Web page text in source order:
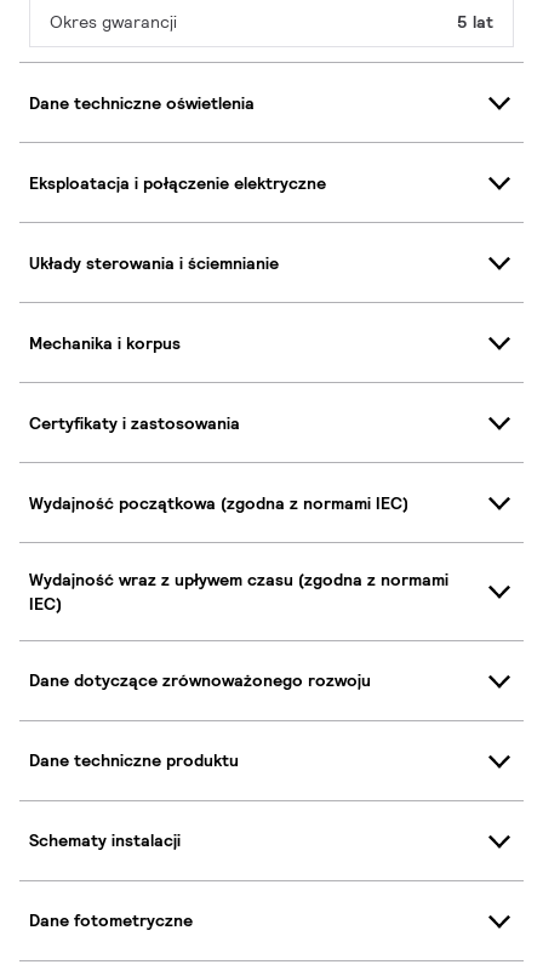
Okres gwarancji 5 lat
Dane techniczne oświetlenia
Eksploatacja i połączenie elektryczne
Układy sterowania i ściemnianie
Mechanika i korpus
Certyfikaty i zastosowania
Wydajność początkowa (zgodna z normami IEC)
Wydajność wraz z upływem czasu (zgodna z normami
IEC)
Dane dotyczące zrównoważonego rozwoju
Dane techniczne produktu
Schematy instalacji
Dane fotometryczne